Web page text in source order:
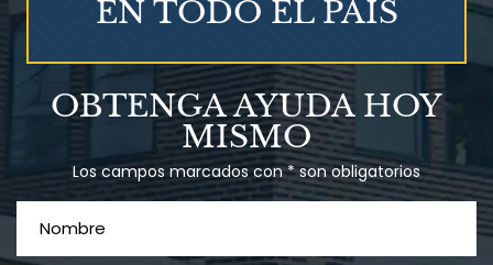
Talco en polvo
Ovary cancer
OBTENGA AYUDA HOY
MISMO
Los campos marcados con * son obligatorios
EN TODO EL PAÍS